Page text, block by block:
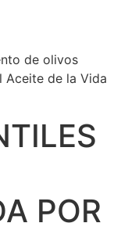
de olivos
Aceite de la Vida
POR